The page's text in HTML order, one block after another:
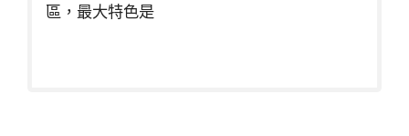
區，最大特色是